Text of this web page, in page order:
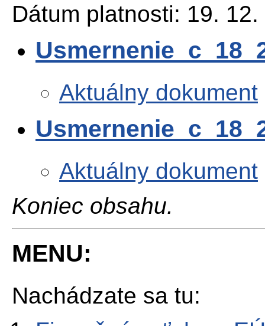
Dátum platnosti: 19. 12.
Aktuálny dokument
Aktuálny dokument
Koniec obsahu.
MENU:
Nachádzate sa tu: